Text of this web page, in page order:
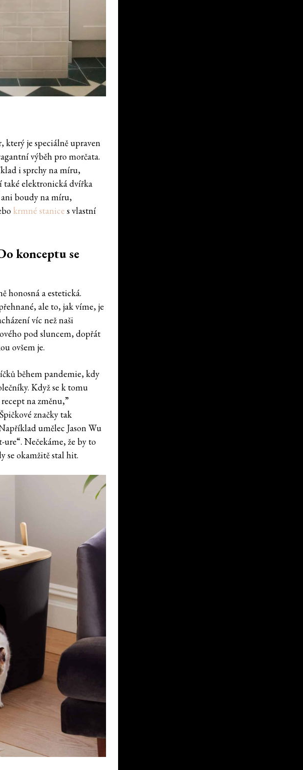
který je speciálně upraven
výběh pro morčata.
i sprchy na míru,
také elektronická dvířka
boudy na míru,
krmné stanice s vlastní
konceptu se
honosná a estetická.
ale to, jak víme, je
víc než naši
pod sluncem, dopřát
ovšem je.
během pandemie, kdy
Když se k tomu
na změnu,”
značky tak
umělec Jason Wu
Nečekáme, že by to
se okamžitě stal hit.